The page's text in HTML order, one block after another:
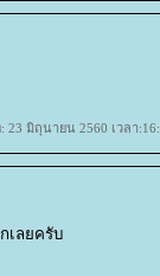
23 มิถุนายน 2560 เวลา
เลยครับ